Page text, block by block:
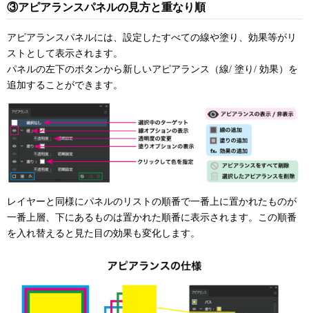
③アピアランスパネルの見方と重なり順
アピアランスパネルには、設定したすべての線や塗り、効果等がリ
ストとして表示されます。
パネルの左下のボタンから新しいアピアランス（線/ 塗り/ 効果）を
追加することができます。
レイヤーと同様にパネルのリストの順番で一番上に置かれたものが
一番上層、下にあるものは置かれた順番に表示されます。この順番
を入れ替えると見た目の効果も変化します。